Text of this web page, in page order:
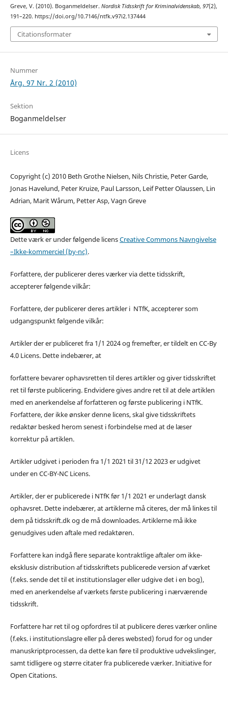
Greve, V. (2010). Boganmeldelser. Nordisk Tidsskrift for Kriminalvidenskab, 97(2),
191–220. https://doi.org/10.7146/ntfk.v97i2.137444
Citationsformater
Nummer
Årg. 97 Nr. 2 (2010)
Sektion
Boganmeldelser
Licens
Copyright (c) 2010 Beth Grothe Nielsen, Nils Christie, Peter Garde,
Jonas Havelund, Peter Kruize, Paul Larsson, Leif Petter Olaussen, Lin
Adrian, Marit Wårum, Petter Asp, Vagn Greve
Dette værk er under følgende licensCreative Commons Navngivelse
–Ikke-kommerciel (by-nc).
Forfattere, der publicerer deres værker via dette tidsskrift,
accepterer følgende vilkår:
Forfattere, der publicerer deres artikler i NTfK, accepterer som
udgangspunkt følgende vilkår:
Artikler der er publiceret fra 1/1 2024 og fremefter, er tildelt en CC-By
4.0 Licens. Dette indebærer, at
forfattere bevarer ophavsretten til deres artikler og giver tidsskriftet
ret til første publicering. Endvidere gives andre ret til at dele artiklen
med en anerkendelse af forfatteren og første publicering i NTfK.
Forfattere, der ikke ønsker denne licens, skal give tidsskriftets
redaktør besked herom senest i forbindelse med at de læser
korrektur på artiklen.
Artikler udgivet i perioden fra 1/1 2021 til 31/12 2023 er udgivet
under en CC-BY-NC Licens.
Artikler, der er publicerede i NTfK før 1/1 2021 er underlagt dansk
ophavsret. Dette indebærer, at artiklerne må citeres, der må linkes til
dem på tidsskrift.dk og de må downloades. Artiklerne må ikke
genudgives uden aftale med redaktøren.
Forfattere kan indgå flere separate kontraktlige aftaler om ikke-
eksklusiv distribution af tidsskriftets publicerede version af værket
(f.eks. sende det til et institutionslager eller udgive det i en bog),
med en anerkendelse af værkets første publicering i nærværende
tidsskrift.
Forfattere har ret til og opfordres til at publicere deres værker online
(f.eks. i institutionslagre eller på deres websted) forud for og under
manuskriptprocessen, da dette kan føre til produktive udvekslinger,
samt tidligere og større citater fra publicerede værker. Initiative for
Open Citations.